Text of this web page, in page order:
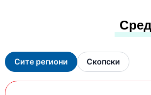
Сите региони Скопски